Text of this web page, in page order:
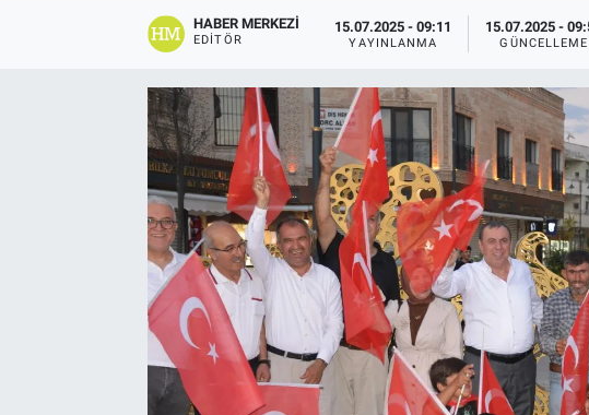
HABER MERKEZI
EDITÖR
15.07.2025 - 09:11
YAYINLANMA
15.07.2025 -
GÜNCELLEME
KÜLTÜR-SANAT
TEKNOLOJİ
Haber Arşivi